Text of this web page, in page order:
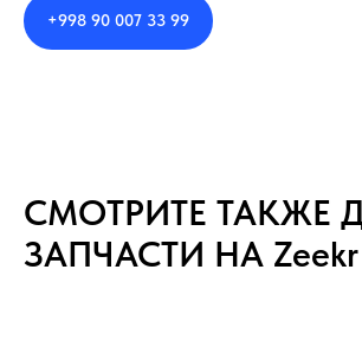
+998 90 007 33 99
СМОТРИТЕ ТАКЖЕ
ЗАПЧАСТИ НА Zeekr